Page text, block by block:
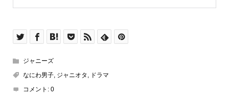
ジャニーズ
なにわ男子, ジャニオタ , ドラマ
コメント: 0